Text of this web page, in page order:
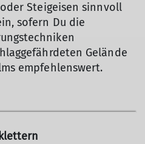
Steigeisen sinnvoll
sofern Du die
Gelände
empfehlenswert.